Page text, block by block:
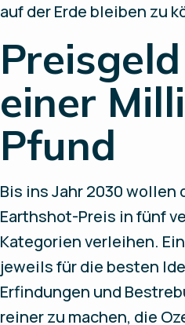
auf der Erde bleiben zu
einer
Pfund
Bis ins Jahr 2030 wollen
Earthshot-Preis in fünf
Kategorien verleihen.
jeweils für die besten
Erfindungen und
reiner zu machen, die